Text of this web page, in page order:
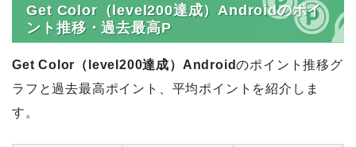
Get Color（level200達成）Androidのポイ
ント推移・過去最高P
Get Color（level200達成）Androidのポイント推移グ
ラフと過去最高ポイント、平均ポイントを紹介しま
す。